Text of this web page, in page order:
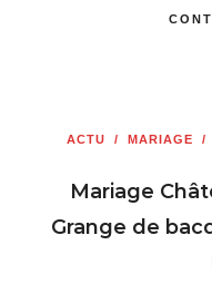
ACTU / MARIAGE /
Mariage
Grange de